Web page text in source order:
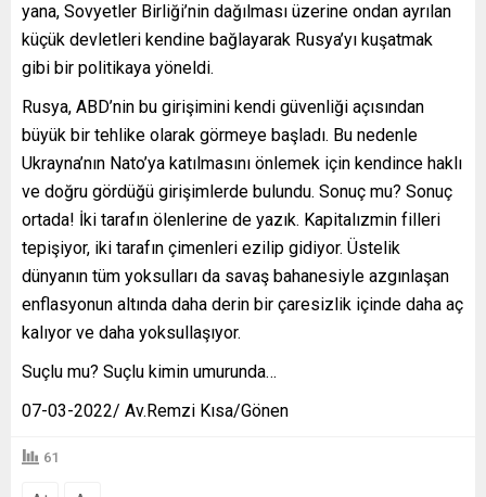
yana, Sovyetler Birliği’nin dağılması üzerine ondan ayrılan
küçük devletleri kendine bağlayarak Rusya’yı kuşatmak
gibi bir politikaya yöneldi.
Rusya, ABD’nin bu girişimini kendi güvenliği açısından
büyük bir tehlike olarak görmeye başladı. Bu nedenle
Ukrayna’nın Nato’ya katılmasını önlemek için kendince haklı
ve doğru gördüğü girişimlerde bulundu. Sonuç mu? Sonuç
ortada! İki tarafın ölenlerine de yazık. Kapitalızmin filleri
tepişiyor, iki tarafın çimenleri ezilip gidiyor. Üstelik
dünyanın tüm yoksulları da savaş bahanesiyle azgınlaşan
enflasyonun altında daha derin bir çaresizlik içinde daha aç
kalıyor ve daha yoksullaşıyor.
Suçlu mu? Suçlu kimin umurunda…
07-03-2022/ Av.Remzi Kısa/Gönen
61